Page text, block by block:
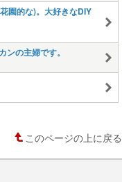
園的な)。大好きなDIY
の主婦です。
このページの上に戻る